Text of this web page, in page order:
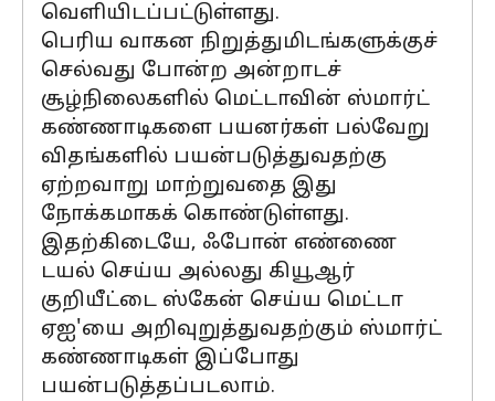
வெளியிடப்பட்டுள்ளது.
பெரிய வாகன நிறுத்துமிடங்களுக்குச்
செல்வது போன்ற அன்றாடச்
சூழ்நிலைகளில் மெட்டாவின் ஸ்மார்ட்
கண்ணாடிகளை பயனர்கள் பல்வேறு
விதங்களில் பயன்படுத்துவதற்கு
ஏற்றவாறு மாற்றுவதை இது
நோக்கமாகக் கொண்டுள்ளது.
இதற்கிடையே, ஃபோன் எண்ணை
டயல் செய்ய அல்லது கியூஆர்
குறியீட்டை ஸ்கேன் செய்ய மெட்டா
ஏஐ'யை அறிவுறுத்துவதற்கும் ஸ்மார்ட்
கண்ணாடிகள் இப்போது
பயன்படுத்தப்படலாம்.